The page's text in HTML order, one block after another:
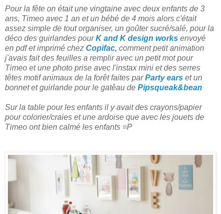
Pour la fête on était une vingtaine avec deux enfants de 3
ans, Timeo avec 1 an et un bébé de 4 mois alors c'était
assez simple de tout organiser, un goûter sucré/salé, pour la
déco des guirlandes pour K and K design works envoyé
en pdf et imprimé chez Copifac, comment petit animation
j'avais fait des feuilles a remplir avec un petit mot pour
Timeo et une photo prise avec l'instax mini et des serres
têtes motif animaux de la forêt faites parParty ears et un
bonnet et guirlande pour le gatêau de Pipsqueak&bean
Sur la table pour les enfants il y avait des crayons/papier
pour colorier/craies et une ardoise que avec les jouets de
Timeo ont bien calmé les enfants =P